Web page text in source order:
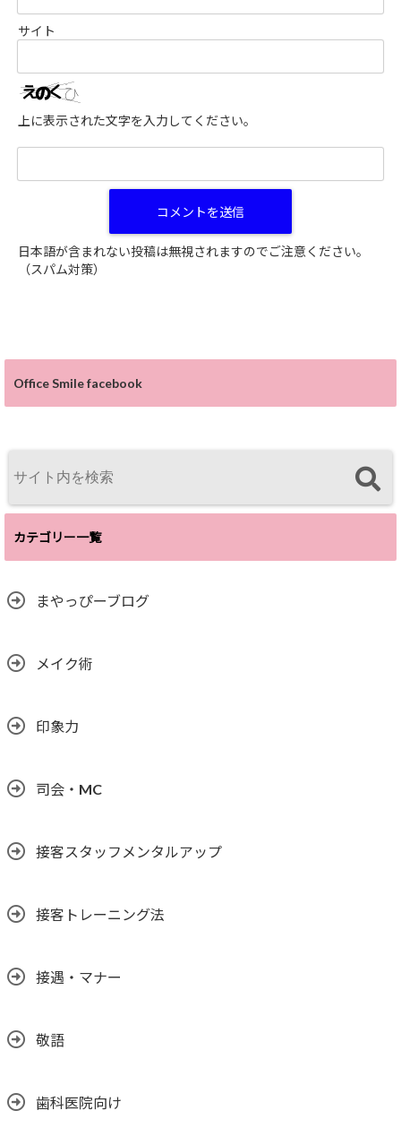
サイト
上に表示された文字を入力してください。
日本語が含まれない投稿は無視されますのでご注意ください。
（スパム対策）
Office Smile facebook
カテゴリー一覧
まやっぴーブログ
メイク術
印象力
司会・MC
接客スタッフメンタルアップ
接客トレーニング法
接遇・マナー
敬語
歯科医院向け